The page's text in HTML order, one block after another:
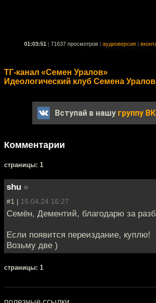
01:03:51 71637 просмотров аудиоверсия
ТГ-канал «Семен Уралов»
Идеологический клуб Семена
Вступай в нашу группу
Комментарии
cтраницы: 1
shu »
#1 | 15.04.24 16:27
Семён, Дементий, благодарю за
Если появится переиздание, куплю!
Возьму две )
cтраницы: 1